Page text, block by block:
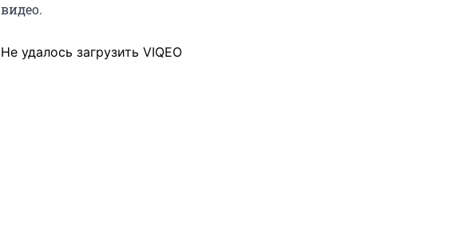
видео.
Не удалось загрузить VIQEO